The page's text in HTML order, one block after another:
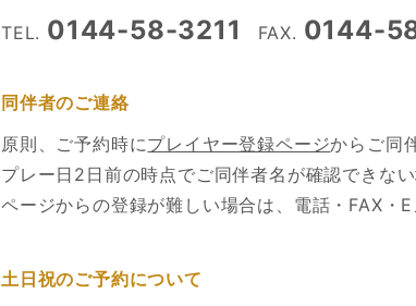
TEL. 0144-58-3211 FAX. 0144-
同伴者のご連絡
原則、ご予約時にプレイヤー登録ページからご同
プレー日2日前の時点でご同伴者名が確認できな
ページからの登録が難しい場合は、電話・FAX・E
土日祝のご予約について